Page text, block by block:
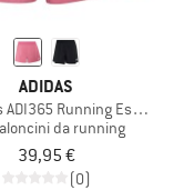
ADIDAS
ADI365 Running
da running
39,95 €
(0)